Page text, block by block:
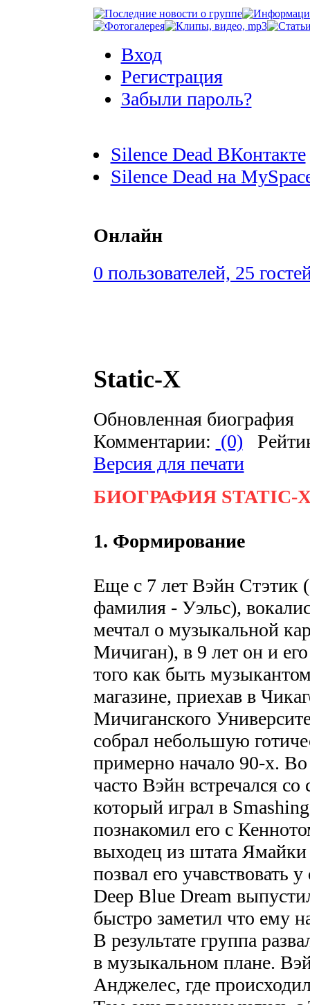
Вход
Регистрация
Забыли пароль?
Silence Dead ВКонтакте
Silence Dead на
Онлайн
0 пользователей, 25
Static-X
Обновленная биография
Комментарии: (0)
Версия для печати
БИОГРАФИЯ STATIC-
1. Формирование
Еще с 7 лет Вэйн Стэтик
фамилия - Уэльс),
мечтал о музыкальной
Мичиган), в 9 лет он и
того как быть
магазине, приехав в
Мичиганского
собрал небольшую
примерно начало 90-х.
часто Вэйн встречался
который играл в
познакомил его с
выходец из штата
позвал его учавствовать
Deep Blue Dream
быстро заметил что ему
В результате группа
в музыкальном плане.
Анджелес, где